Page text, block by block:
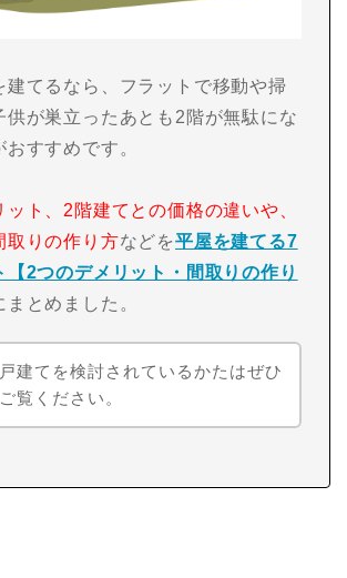
建てるなら、フラットで移動や掃
供が巣立ったあとも2階が無駄にな
すすめです。
ト、2階建てとの価格の違いや、
取りの作り方などを平屋を建てる7
【2つのデメリット・間取りの作り
まとめました。
戸建てを検討されているかたはぜひ
ご覧ください。